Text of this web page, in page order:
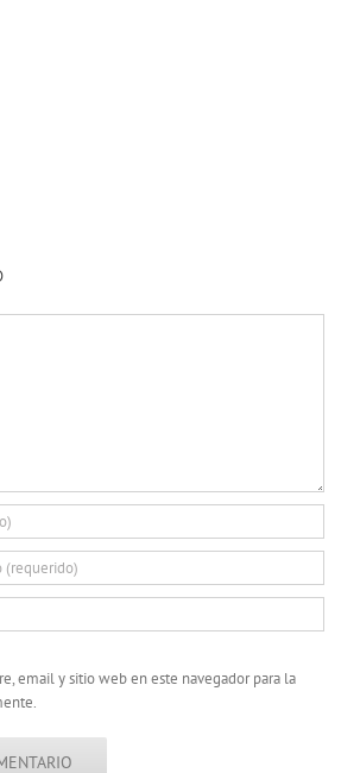
email y sitio web en este navegador para la